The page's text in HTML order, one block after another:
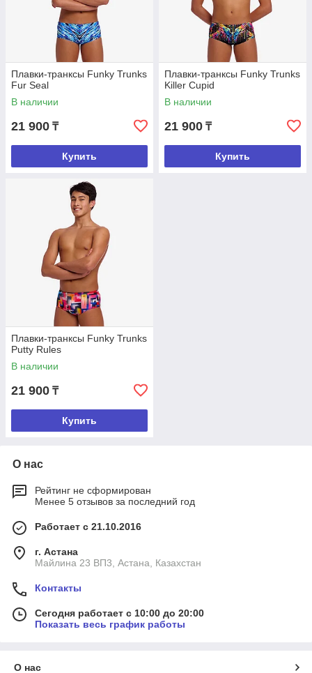
Плавки-транксы Funky Trunks
Fur Seal
В наличии
21 900 ₸
Купить
Плавки-транксы Funky Trunks
Killer Cupid
В наличии
21 900 ₸
Купить
Плавки-транксы Funky Trunks
Putty Rules
В наличии
21 900 ₸
Купить
О нас
Рейтинг не сформирован
Менее 5 отзывов за последний год
Работает с 21.10.2016
г. Астана
Майлина 23 ВП3, Астана, Казахстан
Контакты
Сегодня работает с 10:00 до 20:00
Показать весь график работы
О нас